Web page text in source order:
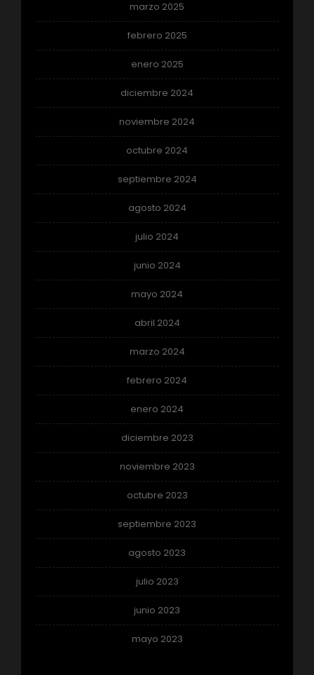
marzo 2025
febrero 2025
enero 2025
diciembre 2024
noviembre 2024
octubre 2024
septiembre 2024
agosto 2024
julio 2024
junio 2024
mayo 2024
abril 2024
marzo 2024
febrero 2024
enero 2024
diciembre 2023
noviembre 2023
octubre 2023
septiembre 2023
agosto 2023
julio 2023
junio 2023
mayo 2023